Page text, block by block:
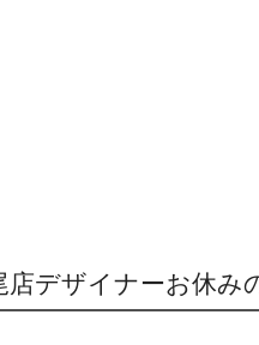
店デザイナーお休み